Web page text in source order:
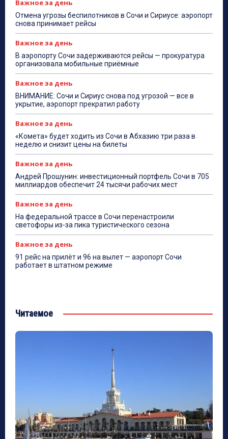
Важное за день
Отмена угрозы беспилотников в Сочи и Сириусе: аэропорт
снова принимает рейсы
Важное за день
В аэропорту Сочи задерживаются рейсы — прокуратура
организовала мобильные приёмные
Важное за день
ВНИМАНИЕ: Сочи и Сириус снова под угрозой — все в
укрытие, аэропорт прекратил работу
Важное за день
«Комета» будет ходить из Сочи в Абхазию три раза в
неделю и снизит цены на билеты
Важное за день
Андрей Прошунин: инвестиционный портфель Сочи в 705
миллиардов обеспечит 24 тысячи рабочих мест
Важное за день
На федеральной трассе в Сочи перенастроили
светофоры из-за пика туристического сезона
Важное за день
91 рейс на прилёт и 96 на вылет — аэропорт Сочи
работает в штатном режиме
Читаемое